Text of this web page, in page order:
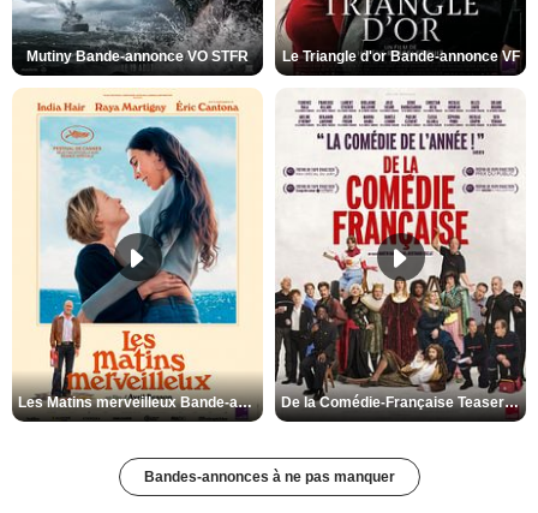
Mutiny Bande-annonce VO STFR Le Triangle d'or Bande-annonce VF
Les Matins merveilleux Bande-annonce VF De la Comédie-Française Teaser VF
Bandes-annonces à ne pas manquer